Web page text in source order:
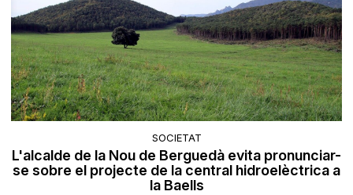
SOCIETAT
L'alcalde de la Nou de Berguedà evita pronunciar-
se sobre el projecte de la central hidroelèctrica a
la Baells